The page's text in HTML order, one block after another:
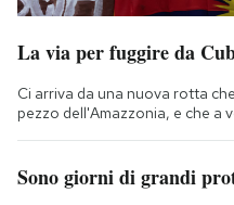
La via per fuggire da
Ci arriva da una nuova rotta
pezzo dell'Amazzonia, e che a
Sono giorni di grandi